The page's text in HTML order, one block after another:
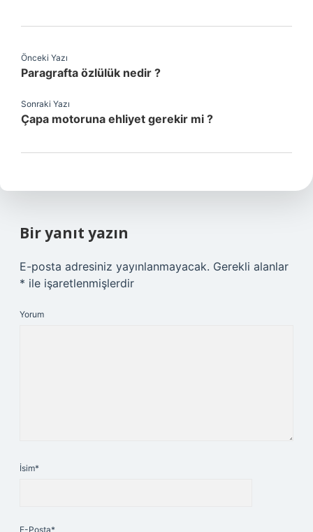
Önceki Yazı
Paragrafta özlülük nedir ?
Sonraki Yazı
Çapa motoruna ehliyet gerekir mi ?
Bir yanıt yazın
E-posta adresiniz yayınlanmayacak. Gerekli alanlar
* ile işaretlenmişlerdir
Yorum
İsim*
E-Posta*